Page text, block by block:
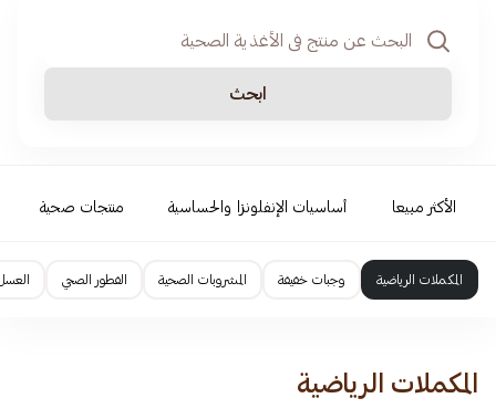
ابحث
الأكثر مبيعا أساسيات الإنفلونزا والحساسية منتجات صحية
المكملات الرياضية وجبات خفيفة المشروبات الصحية الفطور الصحي
المكملات الرياضية